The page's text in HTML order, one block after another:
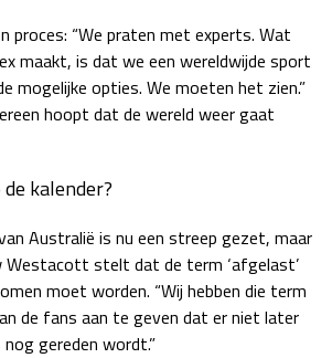
proces: “We praten met experts. Wat
maakt, is dat we een wereldwijde sport
mogelijke opties. We moeten het zien.”
hoopt dat de wereld weer gaat
kalender?
Australië is nu een streep gezet, maar
Westacott stelt dat de term ‘afgelast’
moet worden. “Wij hebben die term
de fans aan te geven dat er niet later
gereden wordt.”